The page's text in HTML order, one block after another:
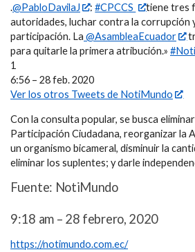
.@PabloDavilaJ :#CPCCS
tiene tres
autoridades, luchar contra la corrupción
participación. La @AsambleaEcuador
para quitarle la primera atribución.»
1
6:56 – 28 feb. 2020
Ver los otros Tweets de NotiMundo
Con la consulta popular, se busca
Participación Ciudadana, reorganizar la
un organismo bicameral, disminuir la
eliminar los suplentes; y darle
Fuente: NotiMundo
9:18 am – 28 febrero, 2020
https://notimundo.com.ec/